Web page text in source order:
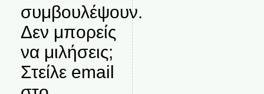
συμβουλέψουν.
Δεν μπορείς
να μιλήσεις;
Στείλε email